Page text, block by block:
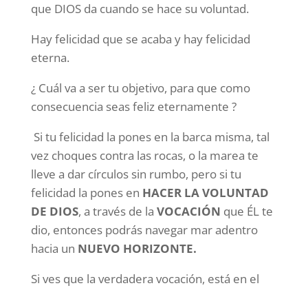
que DIOS da cuando se hace su voluntad.
Hay felicidad que se acaba y hay felicidad
eterna.
¿ Cuál va a ser tu objetivo, para que como
consecuencia seas feliz eternamente ?
Si tu felicidad la pones en la barca misma, tal
vez choques contra las rocas, o la marea te
lleve a dar círculos sin rumbo, pero si tu
felicidad la pones en HACER LA VOLUNTAD
DE DIOS, a través de la VOCACIÓN que ÉL te
dio, entonces podrás navegar mar adentro
hacia un NUEVO HORIZONTE.
Si ves que la verdadera vocación, está en el